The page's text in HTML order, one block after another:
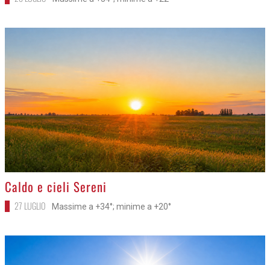
>
Caldo e cieli Sereni
27 LUGLIO Massime a +34°; minime a +20°